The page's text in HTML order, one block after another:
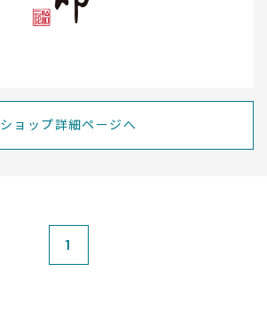
ショップ詳細ページへ
1